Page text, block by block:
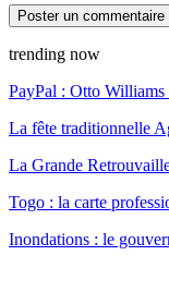
trending now
PayPal : Otto
La fête traditionnelle
La Grande
Togo : la carte
Inondations : le